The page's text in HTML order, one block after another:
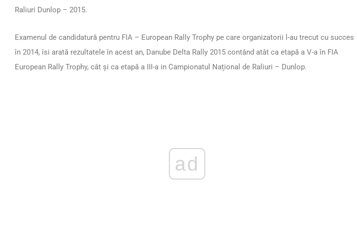
Raliuri Dunlop – 2015.
Examenul de candidatură pentru FIA – European Rally Trophy pe care organizatorii l-au trecut cu succes
în 2014, îsi arată rezultatele în acest an, Danube Delta Rally 2015 contând atât ca etapă a V-a în FIA
European Rally Trophy, cât și ca etapă a III-a in Campionatul Național de Raliuri – Dunlop.
ad